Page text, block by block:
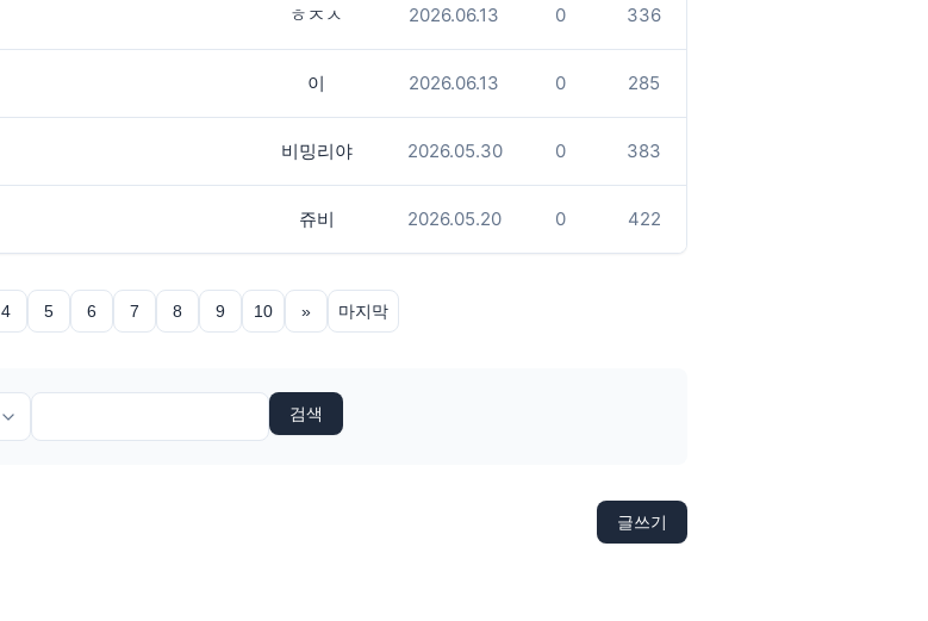
ㅎㅈㅅ 2026.06.13 0 336
이 2026.06.13 0 285
비밍리야 2026.05.30 0 383
쥬비 2026.05.20 0 422
4 5 6 7 8 9 10 » 마지막
검색
글쓰기